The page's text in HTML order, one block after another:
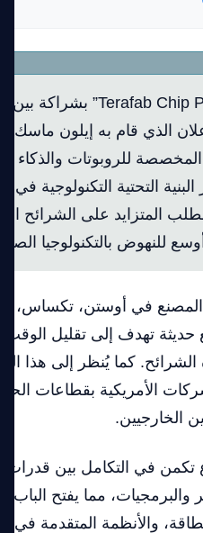
الذي قام به إيلون
المخصصة للروبوتات
التحتية التكنولوجية في
المتزايد على الشرائح
للنهوض بالتكنولوجيا
في أوستن، تكساس،
حديثة تهدف إلى تقليل
الشرائح. كما يُنظر إلى هذا
الأمريكية بقطاعات
الخارجيين.
تكمن في التكامل بين
والبرمجيات، مما يفتح الباب
والأنظمة المتقدمة في